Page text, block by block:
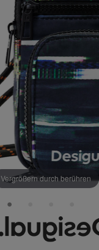
Vergrößern durch berühren